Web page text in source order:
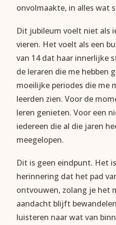
onvolmaakte, in alles wat
Dit jubileum voelt niet als
vieren. Het voelt als een
van 14 dat haar innerlijke
de leraren die me hebben
moeilijke periodes die me
leerden zien. Voor de
leren genieten. Voor een
iedereen die al die jaren
meegelopen.
Dit is geen eindpunt. Het
herinnering dat het pad
ontvouwen, zolang je het
aandacht blijft
luisteren naar wat van